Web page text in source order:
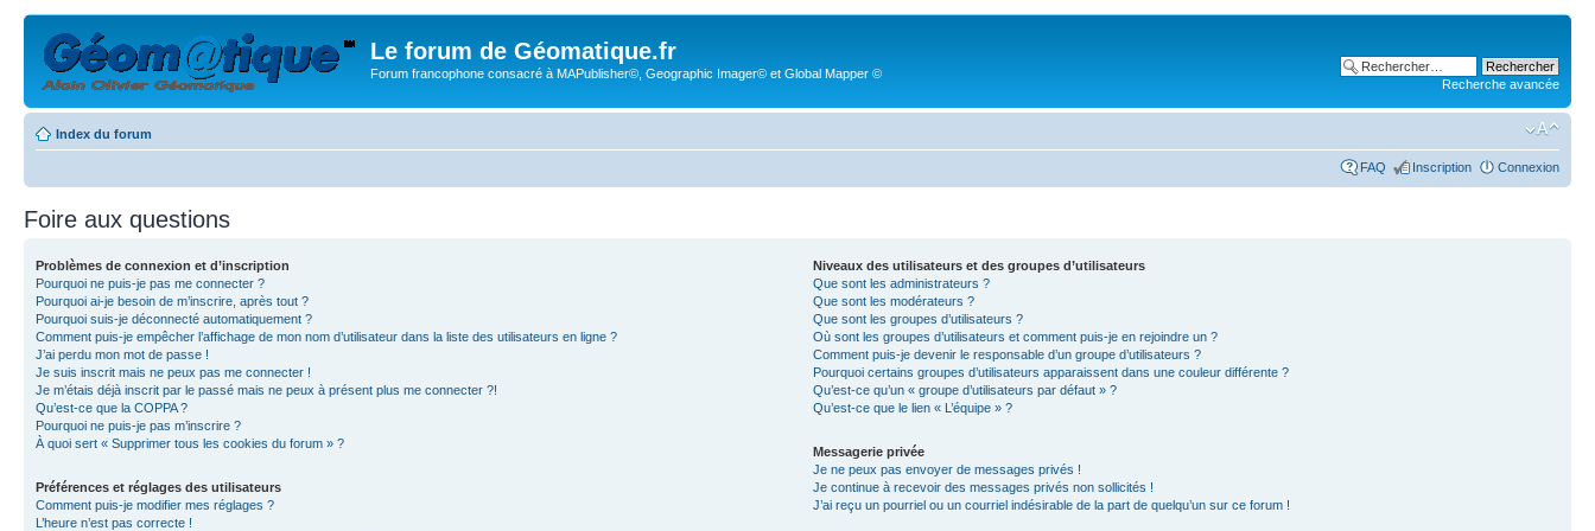
Le forum de Géomatique.fr
Forum francophone consacré à MAPublisher©, Geographic Imager© et Global Mapper ©
Recherche avancée
Index du forum
FAQ Inscription Connexion
Foire aux questions
Problèmes de connexion et d’inscription
Pourquoi ne puis-je pas me connecter ?
Pourquoi ai-je besoin de m’inscrire, après tout ?
Pourquoi suis-je déconnecté automatiquement ?
Comment puis-je empêcher l’affichage de mon nom d’utilisateur dans la liste des utilisateurs en ligne ?
J’ai perdu mon mot de passe !
Je suis inscrit mais ne peux pas me connecter !
Je m’étais déjà inscrit par le passé mais ne peux à présent plus me connecter ?!
Qu’est-ce que la COPPA ?
Pourquoi ne puis-je pas m’inscrire ?
À quoi sert « Supprimer tous les cookies du forum » ?
Préférences et réglages des utilisateurs
Comment puis-je modifier mes réglages ?
L’heure n’est pas correcte !
Niveaux des utilisateurs et des groupes d’utilisateurs
Que sont les administrateurs ?
Que sont les modérateurs ?
Que sont les groupes d’utilisateurs ?
Où sont les groupes d’utilisateurs et comment puis-je en rejoindre un ?
Comment puis-je devenir le responsable d’un groupe d’utilisateurs ?
Pourquoi certains groupes d’utilisateurs apparaissent dans une couleur différente ?
Qu’est-ce qu’un « groupe d’utilisateurs par défaut » ?
Qu’est-ce que le lien « L’équipe » ?
Messagerie privée
Je ne peux pas envoyer de messages privés !
Je continue à recevoir des messages privés non sollicités !
J’ai reçu un pourriel ou un courriel indésirable de la part de quelqu’un sur ce forum !